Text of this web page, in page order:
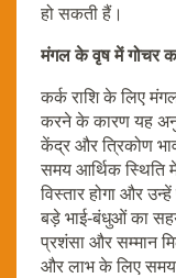
हो सकती हैं।
मंगल के वृष में गोचर
कर्क राशि के लिए
करने के कारण यह
केंद्र और त्रिकोण
समय आर्थिक स्थिति
विस्तार होगा और
बड़े भाई-बंधुओं का
प्रशंसा और सम्मान
और लाभ के लिए समय